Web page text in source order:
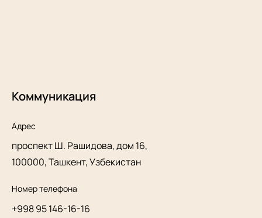
Коммуникация
Адрес
проспект Ш. Рашидова, дом 16,
100000, Ташкент, Узбекистан
Номер телефона
+998 95 146-16-16